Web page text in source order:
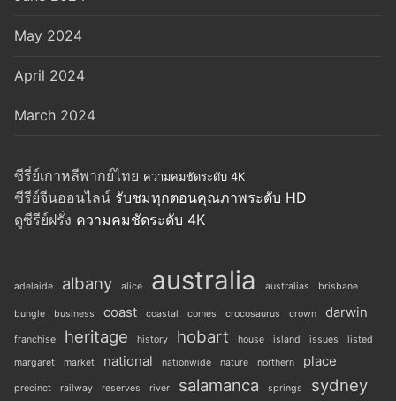
May 2024
April 2024
March 2024
ซีรี่ย์เกาหลีพากย์ไทย ความคมชัดระดับ 4K
ซีรีย์จีนออนไลน์ รับชมทุกตอนคุณภาพระดับ HD
ดูซีรีย์ฝรั่ง ความคมชัดระดับ 4K
adelaide albany alice australia australias brisbane
bungle business coast coastal comes crocosaurus crown darwin
franchise heritage history hobart house island issues
listed
margaret
market national nationwide nature northern place
precinct railway reserves river salamanca springs sydney